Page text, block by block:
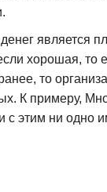
является
хорошая, то
то
К примеру,
с этим ни